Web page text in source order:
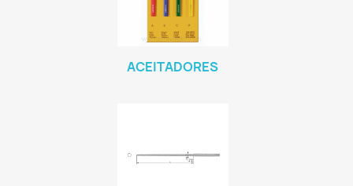
ACEITADORES